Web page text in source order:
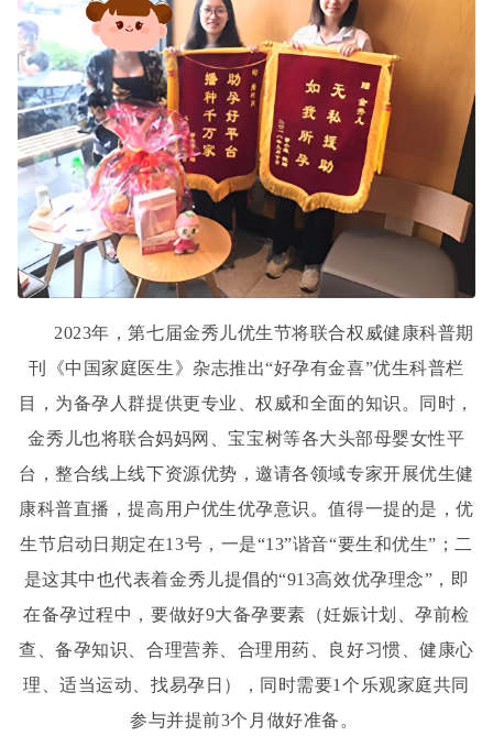
2023年，第七届金秀儿优生节将联合权威健康科普期
刊《中国家庭医生》杂志推出“好孕有金喜”优生科普栏
目，为备孕人群提供更专业、权威和全面的知识。同时，
金秀儿也将联合妈妈网、宝宝树等各大头部母婴女性平
台，整合线上线下资源优势，邀请各领域专家开展优生健
康科普直播，提高用户优生优孕意识。值得一提的是，优
生节启动日期定在13号，一是“13”谐音“要生和优生”；二
是这其中也代表着金秀儿提倡的“913高效优孕理念”，即
在备孕过程中，要做好9大备孕要素（妊娠计划 、孕前检
查、备孕知识、合理营养、合理用药、良好习惯、健康心
理、适当运动、找易孕日），同时需要1个乐观家庭共同
参与并提前3个月做好准备。